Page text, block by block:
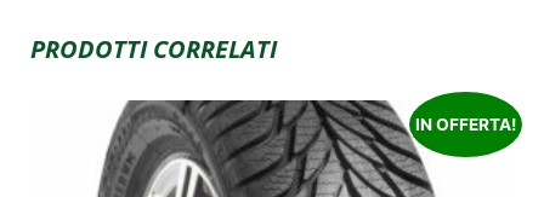
PRODOTTI CORRELATI
IN OFFERTA!